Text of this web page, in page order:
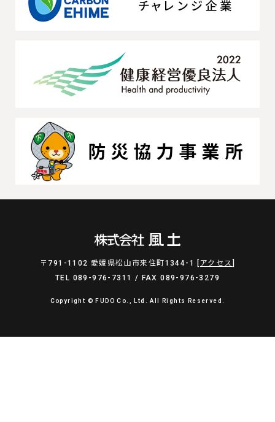
〒791-1102 愛媛県松山市来住町1344-1 [ アクセス ]
TEL 089-976-7311 / FAX 089-976-3279
Copyright © FUDO Co., Ltd. All Rights Reserved.